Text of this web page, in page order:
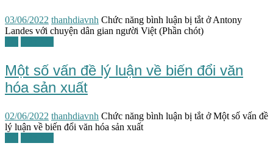
03/06/2022 thanhdiavnh Chức năng bình luận bị tắt ở Antony
Landes với chuyện dân gian người Việt (Phần chót)
Một số vấn đề lý luận về biến đổi văn
hóa sản xuất
02/06/2022 thanhdiavnh Chức năng bình luận bị tắt ở Một số vấn đề
lý luận về biến đổi văn hóa sản xuất